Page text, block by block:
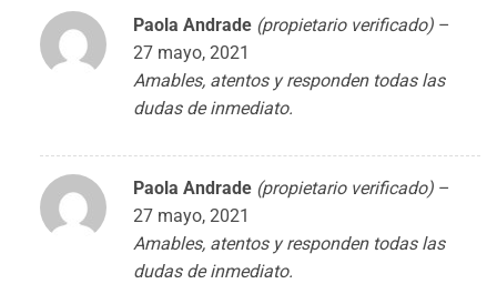
Paola Andrade (propietario verificado) –
27 mayo, 2021
Amables, atentos y responden todas las
dudas de inmediato.
Paola Andrade (propietario verificado) –
27 mayo, 2021
Amables, atentos y responden todas las
dudas de inmediato.